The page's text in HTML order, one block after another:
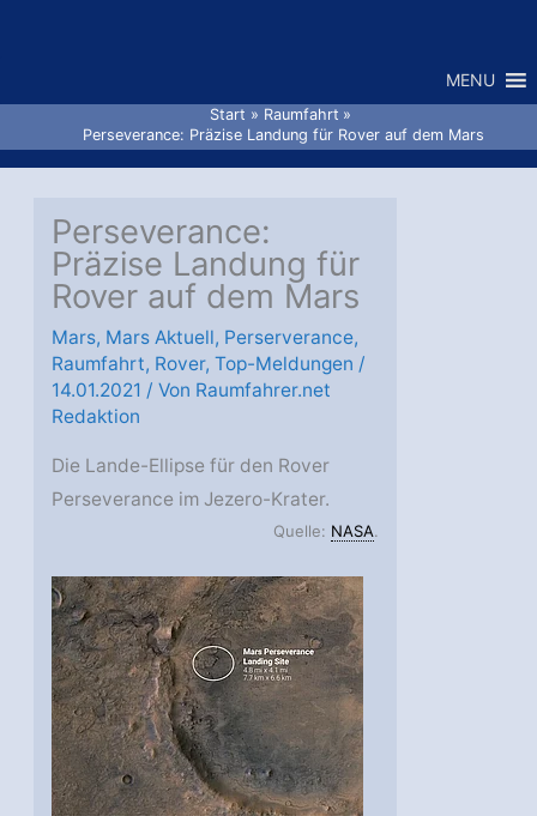
MENU
Start
Raumfahrt
Perseverance: Präzise Landung für Rover auf dem Mars
Perseverance:
Präzise Landung für
Rover auf dem Mars
Mars, Mars Aktuell, Perserverance,
Raumfahrt, Rover,Top-Meldungen /
14.01.2021 / Von Raumfahrer.net
Redaktion
Die Lande-Ellipse für den Rover
Perseverance im Jezero-Krater.
Quelle: NASA.